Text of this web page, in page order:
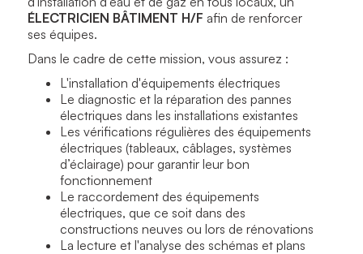
ÉLECTRICIEN BÂTIMENT H/F afin de renforcer
ses équipes.
Dans le cadre de cette mission, vous assurez :
L'installation d'équipements électriques
Le diagnostic et la réparation des pannes
électriques dans les installations existantes
Les vérifications régulières des équipements
électriques (tableaux, câblages, systèmes
d’éclairage) pour garantir leur bon
fonctionnement
Le raccordement des équipements
électriques, que ce soit dans des
constructions neuves ou lors de rénovations
La lecture et l'analyse des schémas et plans